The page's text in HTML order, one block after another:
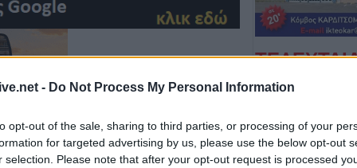
- Do Not Process My Personal Information
opt-out of the sale, sharing to third parties, or processing of your
for targeted advertising by us, please use the below opt-out
selection. Please note that after your opt-out request is processed
Conference
αγώνων του
γύρου
7 Αυγούστου 2026, 00:10